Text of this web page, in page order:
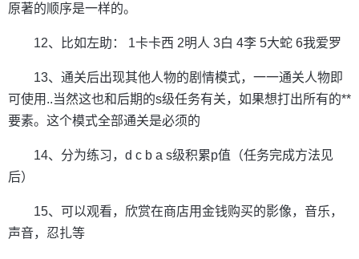
原著的顺序是一样的。
12、比如左助： 1卡卡西 2明人 3白 4李 5大蛇 6我爱罗
13、通关后出现其他人物的剧情模式，一一通关人物即
可使用..当然这也和后期的s级任务有关，如果想打出所有的**
要素。这个模式全部通关是必须的
14、分为练习，d c b a s级积累p值（任务完成方法见
后）
15、可以观看，欣赏在商店用金钱购买的影像，音乐，
声音，忍扎等